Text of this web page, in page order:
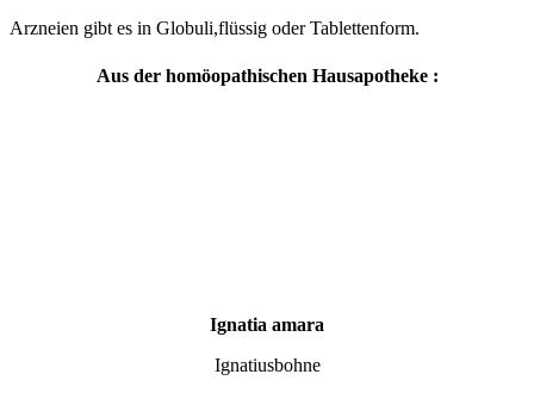
Arzneien gibt es in Globuli,flüssig oder Tablettenform.
Aus der homöopathischen Hausapotheke :
Ignatia amara
Ignatiusbohne